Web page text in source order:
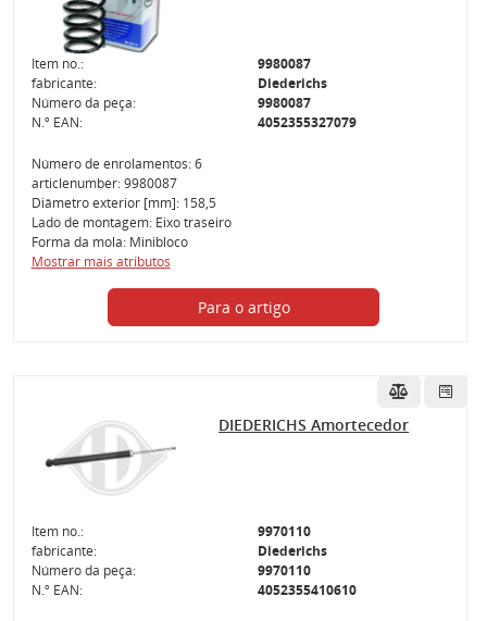
Item no.:
9980087
fabricante:
Diederichs
Número da peça:
9980087
N.º EAN:
4052355327079
Número de enrolamentos: 6
articlenumber: 9980087
Diâmetro exterior [mm]: 158,5
Lado de montagem: Eixo traseiro
Forma da mola: Minibloco
Mostrar mais atributos
Para o artigo
DIEDERICHS Amortecedor
Item no.:
9970110
fabricante:
Diederichs
Número da peça:
9970110
N.º EAN:
4052355410610